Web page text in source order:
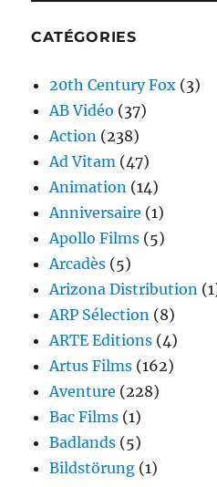
CATÉGORIES
20th Century Fox (3)
AB Vidéo (37)
Action (238)
Ad Vitam (47)
Animation (14)
Anniversaire (1)
Apollo Films (5)
Arcadès (5)
Arizona Distribution
ARP Sélection (8)
ARTE Editions (4)
Artus Films (162)
Aventure (228)
Bac Films (1)
Badlands (5)
Bildstörung (1)